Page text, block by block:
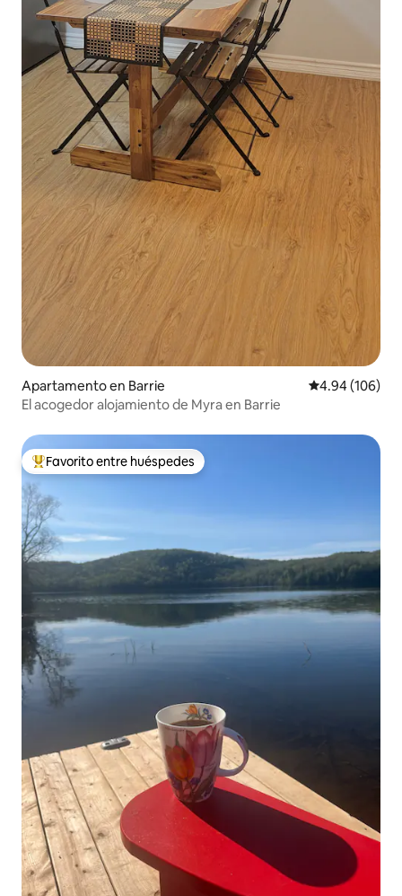
Apartamento en Barrie Calificación
4.94 (106)
El acogedor alojamiento de Myra en Barrie
Favorito entre huéspedes preferido
Favorito entre huéspedes